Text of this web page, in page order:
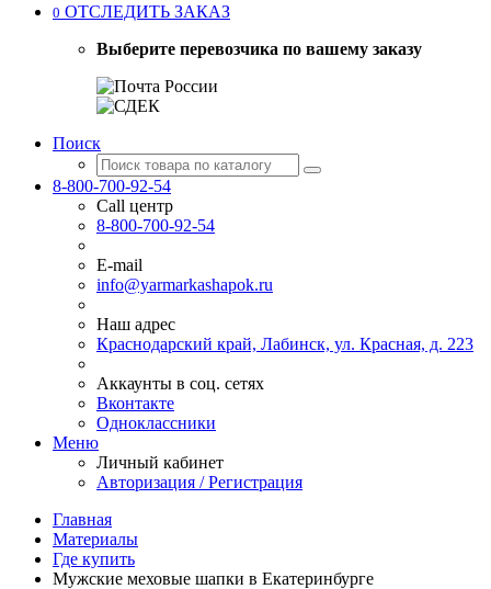
0 ОТСЛЕДИТЬ ЗАКАЗ
Выберите перевозчика по вашему заказу
Поиск
8-800-700-92-54
Call центр
8-800-700-92-54
E-mail
info@yarmarkashapok.ru
Наш адрес
Краснодарский край, Лабинск, ул. Красная, д. 223
Аккаунты в соц. сетях
Вконтакте
Одноклассники
Меню
Личный кабинет
Авторизация / Регистрация
Главная
Материалы
Где купить
Мужские меховые шапки в Екатеринбурге